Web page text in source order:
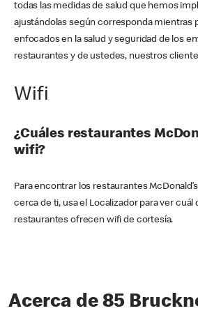
todas las medidas de salud que hemos
ajustándolas según corresponda mientras
enfocados en la salud y seguridad de los
restaurantes y de ustedes, nuestros
Wifi
¿Cuáles restaurantes
wifi?
Para encontrar los restaurantes
cerca de ti, usa el Localizador para ver cuál
restaurantes ofrecen wifi de cortesía.
Acerca de 85